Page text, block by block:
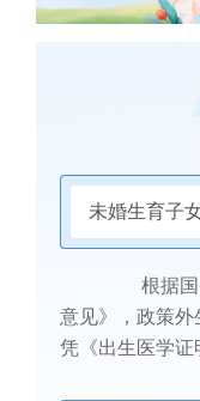
未婚生育子
根据国务院
意见》，政策
凭《出生医学证